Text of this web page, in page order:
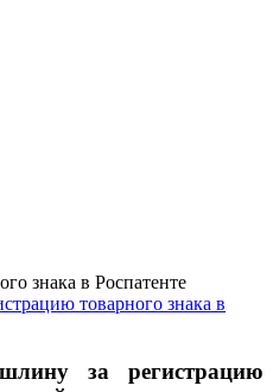
знака в Роспатенте
товарного знака в
за регистрацию